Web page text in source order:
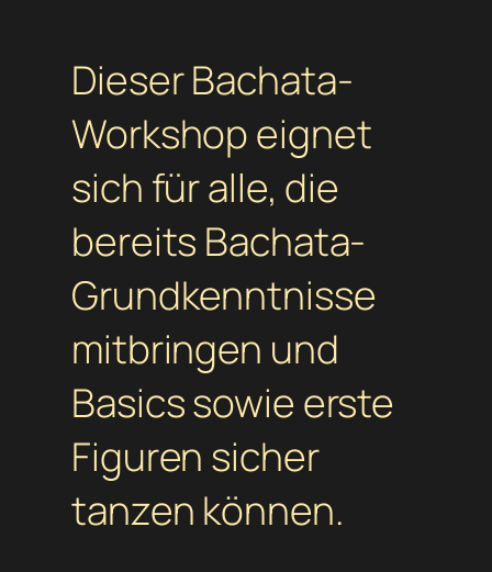
Dieser Bachata-
Workshop eignet
sich für alle, die
bereits Bachata-
Grundkenntnisse
mitbringen und
Basics sowie erste
Figuren sicher
tanzen können.